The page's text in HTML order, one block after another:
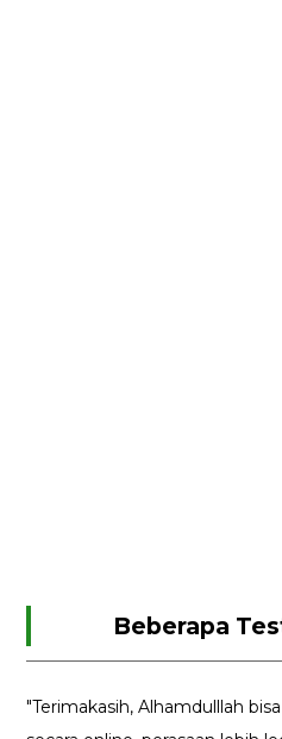
Beberapa
"Terimakasih, Alhamdulllah